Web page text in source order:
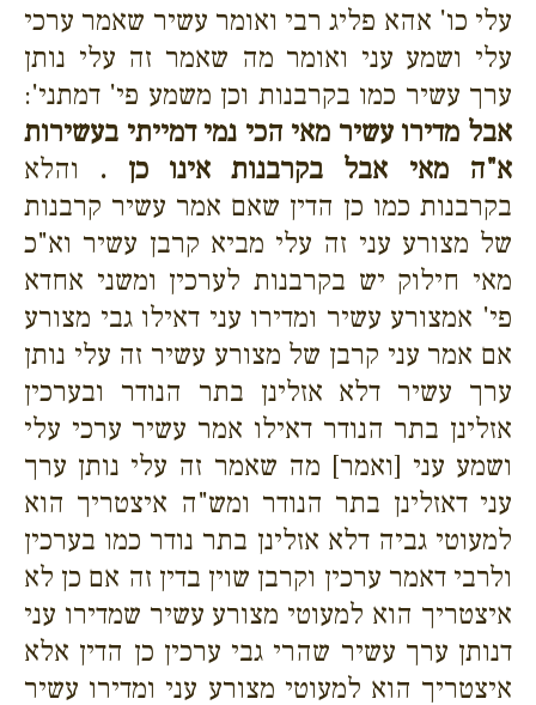
עלי כו' אהא פליג רבי ואומר עשיר שאמר ערכי
עלי ושמע עני ואומר מה שאמר זה עלי נותן
ערך עשיר כמו בקרבנות וכן משמע פי' דמתני':
אבל מדירו עשיר מאי הכי נמי דמייתי בעשירות
א"ה מאי אבל בקרבנות אינו כן . והלא
בקרבנות כמו כן הדין שאם אמר עשיר קרבנות
של מצורע עני זה עלי מביא קרבן עשיר וא"כ
מאי חילוק יש בקרבנות לערכין ומשני אחדא
פי' אמצורע עשיר ומדירו עני דאילו גבי מצורע
אם אמר עני קרבן של מצורע עשיר זה עלי נותן
ערך עשיר דלא אזלינן בתר הנודר ובערכין
אזלינן בתר הנודר דאילו אמר עשיר ערכי עלי
ושמע עני [ואמר] מה שאמר זה עלי נותן ערך
עני דאזלינן בתר הנודר ומש"ה איצטריך הוא
למעוטי גביה דלא אזלינן בתר נודר כמו בערכין
ולרבי דאמר ערכין וקרבן שוין בדין זה אם כן לא
איצטריך הוא למעוטי מצורע עשיר שמדירו עני
דנותן ערך עשיר שהרי גבי ערכין כן הדין אלא
איצטריך הוא למעוטי מצורע עני ומדירו עשיר